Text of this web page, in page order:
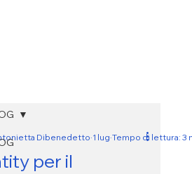
per il
Dibenedetto 1 lug Tempo di lettura: 3